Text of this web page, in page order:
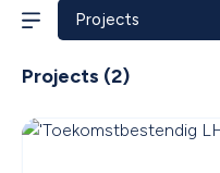
Projects (2)